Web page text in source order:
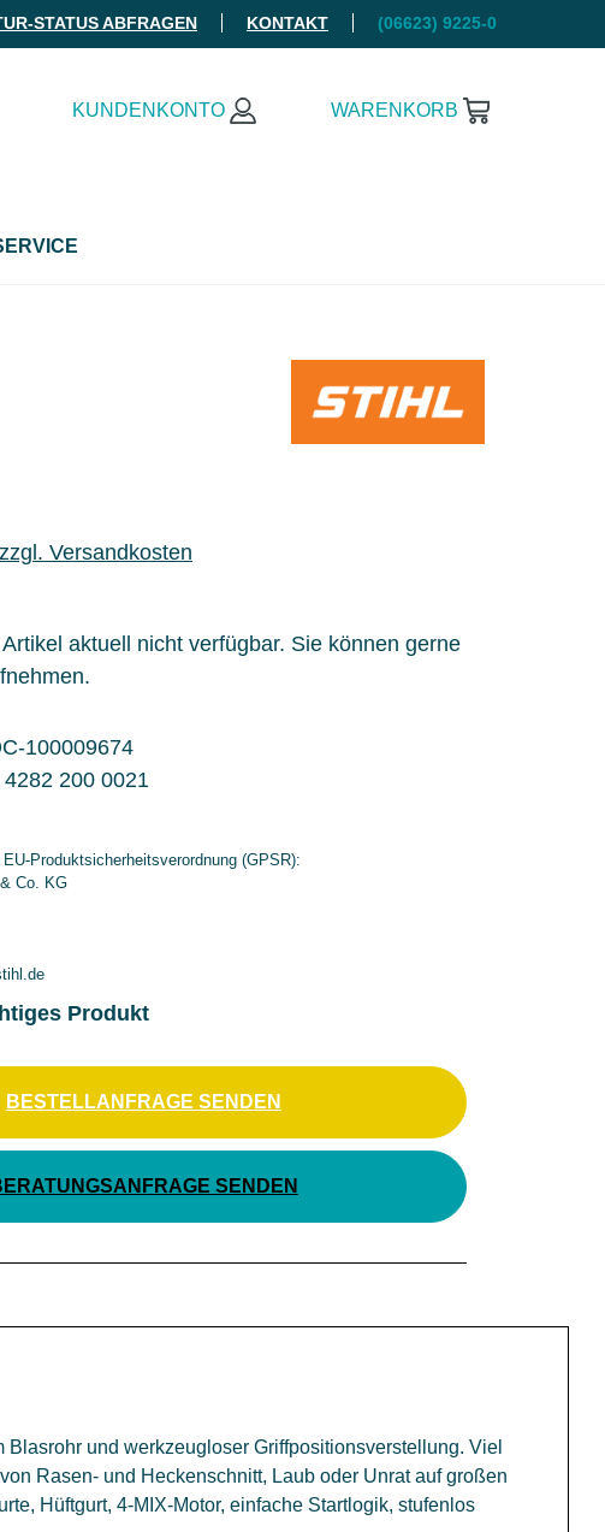
STATUS ABFRAGEN KONTAKT (06623) 9225-0
KUNDENKONTO WARENKORB
Versandkosten
aktuell nicht verfügbar. Sie können gerne
100009674
4282 200 0021
Produktsicherheitsverordnung (GPSR):
Co. KG
Produkt
BESTELLANFRAGE SENDEN
SENDEN
und werkzeugloser Griffpositionsverstellung. Viel
Rasen- und Heckenschnitt, Laub oder Unrat auf großen
Hüftgurt, 4-MIX-Motor, einfache Startlogik, stufenlos